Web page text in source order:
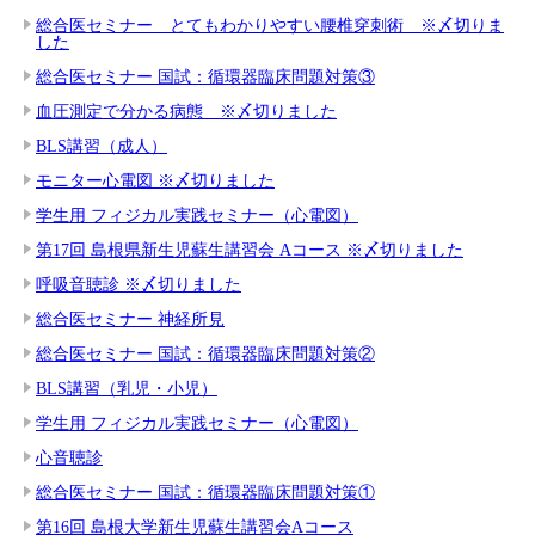
総合医セミナー とてもわかりやすい腰椎穿刺術 ※〆切りま
した
総合医セミナー 国試：循環器臨床問題対策③
血圧測定で分かる病態 ※〆切りました
BLS講習（成人）
モニター心電図 ※〆切りました
学生用 フィジカル実践セミナー（心電図）
第17回 島根県新生児蘇生講習会 Aコース ※〆切りました
呼吸音聴診 ※〆切りました
総合医セミナー 神経所見
総合医セミナー 国試：循環器臨床問題対策②
BLS講習（乳児・小児）
学生用 フィジカル実践セミナー（心電図）
心音聴診
総合医セミナー 国試：循環器臨床問題対策①
第16回 島根大学新生児蘇生講習会Aコース